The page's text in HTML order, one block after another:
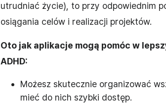
utrudniać życie), to przy odpowiednim
osiągania celów i realizacji projektów.
Oto jak aplikacje mogą pomóc w
ADHD:
Możesz skutecznie organizować
mieć do nich szybki dostęp.